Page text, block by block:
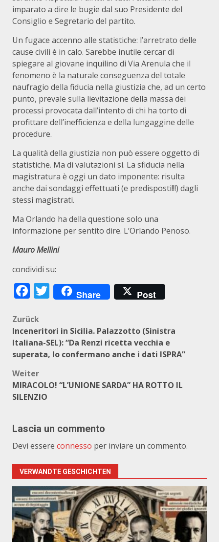
imparato a dire le bugie dal suo Presidente del
Consiglio e Segretario del partito.
Un fugace accenno alle statistiche: l’arretrato delle
cause civili è in calo. Sarebbe inutile cercar di
spiegare al giovane inquilino di Via Arenula che il
fenomeno è la naturale conseguenza del totale
naufragio della fiducia nella giustizia che, ad un certo
punto, prevale sulla lievitazione della massa dei
processi provocata dall’intento di chi ha torto di
profittare dell’inefficienza e della lungaggine delle
procedure.
La qualità della giustizia non può essere oggetto di
statistiche. Ma di valutazioni sì. La sfiducia nella
magistratura è oggi un dato imponente: risulta
anche dai sondaggi effettuati (e predisposti!!!) dagli
stessi magistrati.
Ma Orlando ha della questione solo una
informazione per sentito dire. L’Orlando Penoso.
Mauro Mellini
condividi su:
Facebook
Twitter
Share Post
Beitragsnavigation
Zurück
Inceneritori in Sicilia. Palazzotto (Sinistra
Italiana-SEL): “Da Renzi ricetta vecchia e
superata, lo confermano anche i dati ISPRA”
Weiter
MIRACOLO! “L’UNIONE SARDA” HA ROTTO IL
SILENZIO
Lascia un commento
Devi essere connesso per inviare un commento.
VERWANDTE GESCHICHTEN